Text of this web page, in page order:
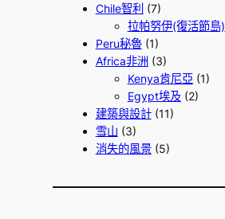
Chile智利 (7)
拉帕努伊(復活節島)
Peru秘魯(1)
Africa非洲 (3)
Kenya肯尼亞(1)
Egypt埃及 (2)
建築與設計(11)
雪山 (3)
消失的風景(5)